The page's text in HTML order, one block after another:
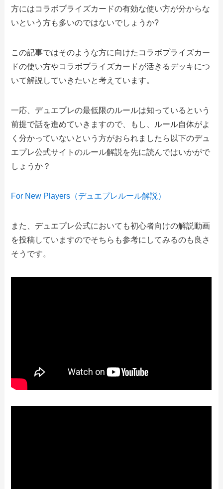
方にはコラボプライズカードの有効な使い方が分からな
いという方も多いのではないでしょうか?
この記事ではそのような方に向けたコラボプライズカー
ドの使い方やコラボプライズカードが活きるデッキにつ
いて解説していきたいと考えています。
一応、デュエプレの最低限のルールは知っているという
前提で話を進めていきますので、もし、ルール自体がよ
く分かっていないという方がおられましたら以下のデュ
エプレ公式サイトのルール解説を先に読んではいかがで
しょうか？
For New Players（デュエプレルール解説）
また、デュエプレ公式においても初心者向けの解説動画
を投稿していますのでそちらも参考にしてみるのも良さ
そうです。